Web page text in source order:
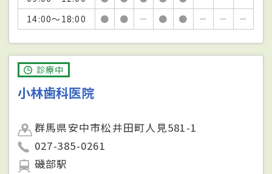
14:00～18:00
● ● － ● ● － － －
診療中
小林歯科医院
群馬県安中市松井田町人見581-1
027-385-0261
磯部駅